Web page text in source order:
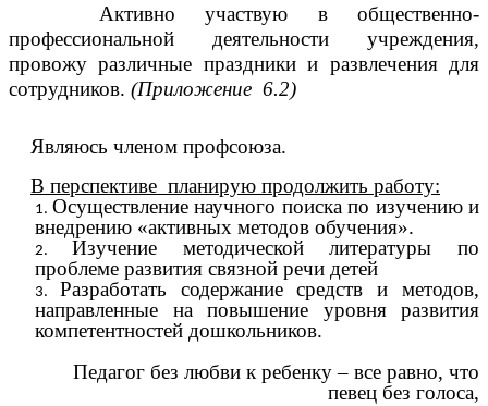
Активно участвую в общественно-
профессиональной деятельности учреждения,
провожу различные праздники и развлечения для
сотрудников. (Приложение 6.2)
Являюсь членом профсоюза.
В перспективе планирую продолжить работу:
Осуществление научного поиска по изучению и
внедрению «активных методов обучения».
Изучение методической литературы по
проблеме развития связной речи детей
Разработать содержание средств и методов,
направленные на повышение уровня развития
компетентностей дошкольников.
Педагог без любви к ребенку – все равно, что
певец без голоса,